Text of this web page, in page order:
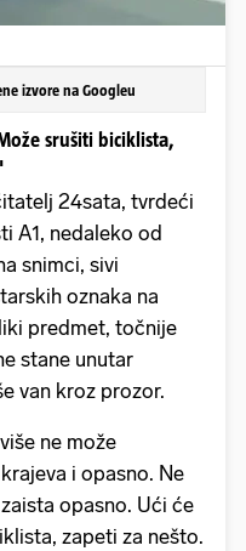
izvore na Googleu
srušiti biciklista,
24sata, tvrdeći
A1, nedaleko od
snimci, sivi
oznaka na
predmet, točnije
stane unutar
van kroz prozor.
ne može
i opasno. Ne
opasno. Ući će
zapeti za nešto.